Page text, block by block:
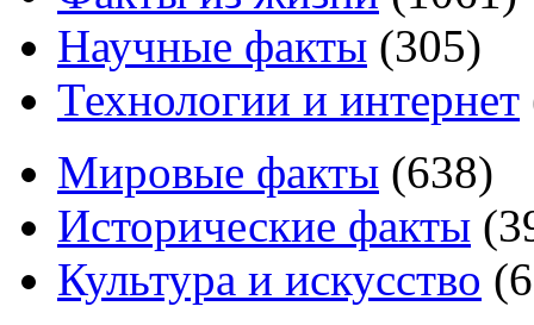
Научные факты (305)
Технологии и интернет
Мировые факты (638)
Исторические факты (
Культура и искусство (